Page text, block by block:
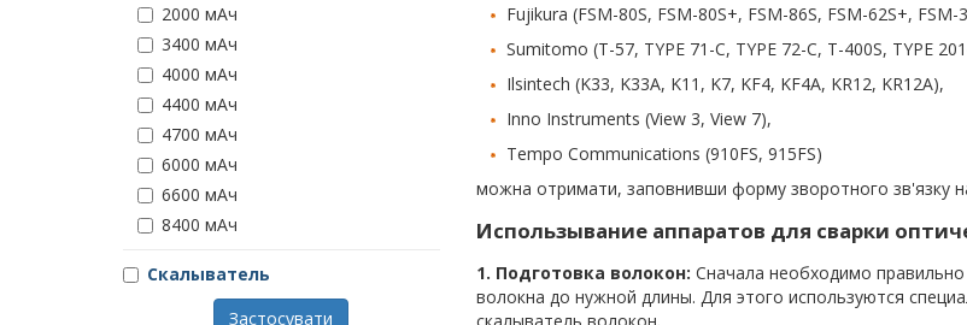
2000 мАч
3400 мАч
4000 мАч
4400 мАч
4700 мАч
6000 мАч
6600 мАч
8400 мАч
Скалыватель
Застосувати
Fujikura (FSM-80S, FSM-80S+, FSM-86S, FSM-62S+, FSM-
Sumitomo (T-57, TYPE 71-C, TYPE 72-C, T-400S, TYPE
Ilsintech (K33, K33A, K11, K7, KF4, KF4A, KR12, KR12A),
Inno Instruments (View 3, View 7),
Tempo Communications (910FS, 915FS)
можна отримати, заповнивши форму зворотного зв'язку
Использывание аппаратов для сварки
1. Подготовка волокон: Сначала необходимо
волокна до нужной длины. Для этого используются